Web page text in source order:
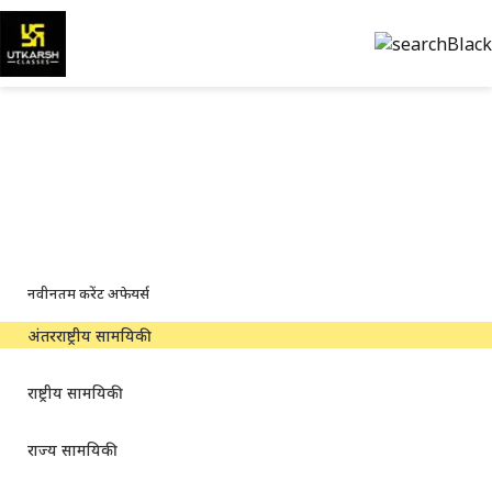
नवीनतम करेंट अफेयर्स
अंतरराष्ट्रीय सामयिकी
राष्ट्रीय सामयिकी
राज्य सामयिकी